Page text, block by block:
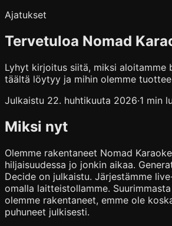
Ajatukset
Tervetuloa Nomad
Lyhyt kirjoitus siitä, miksi
täältä löytyy ja mihin olemme
Julkaistu 22. huhtikuuta 2026·1 min
Miksi nyt
Olemme rakentaneet Nomad
hiljaisuudessa jo jonkin aikaa.
Decide on julkaistu. Järjestämme
omalla laitteistollamme.
olemme rakentaneet, emme ole
puhuneet julkisesti.